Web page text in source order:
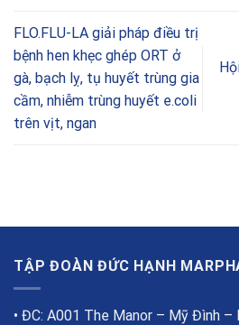
FLO.FLU-LA giải pháp điều trị
bệnh hen khẹc ghép ORT ở
gà, bạch lỵ, tụ huyết trùng gia
cầm, nhiễm trùng huyết e.coli
trên vịt, ngan
TẬP ĐOÀN ĐỨC HẠNH
• ĐC: A001 The Manor – Mỹ Đình –